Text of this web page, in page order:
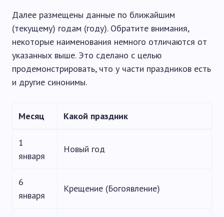
Далее размещены данные по ближайшим
(текущему) годам (году). Обратите внимания,
некоторые наименования немного отличаются от
указанных выше. Это сделано с целью
продемонстрировать, что у части праздников есть
и другие синонимы.
Месяц Какой праздник
1
января
Новый год
6
января
Крещение (Богоявление)